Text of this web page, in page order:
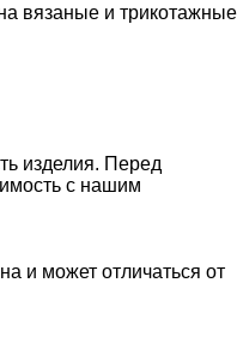
вязаные и трикотажные
изделия. Перед
с нашим
и может отличаться от